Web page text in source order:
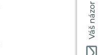
Váš názor